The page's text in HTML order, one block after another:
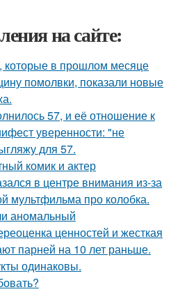
на сайте:
которые в прошлом месяце
помолвки, показали новые
57, и её отношение к
уверенности: "не
для 57.
комик и актер
в центре внимания из-за
мультфильма про колобка.
аномальный
ценностей и жесткая
парней на 10 лет раньше.
одинаковы.